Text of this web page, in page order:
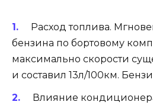
Расход топлива.
бензина по бортовому
максимально скорости
и составил 13л/100км.
Влияние